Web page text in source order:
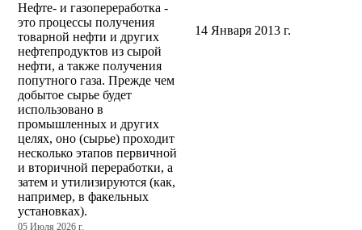
Нефте- и газопереработка -
это процессы получения
товарной нефти и других
нефтепродуктов из сырой
нефти, а также получения
попутного газа. Прежде чем
добытое сырье будет
использовано в
промышленных и других
целях, оно (сырье) проходит
несколько этапов первичной
и вторичной переработки, а
затем и утилизируются (как,
например, в факельных
установках).
05 Июля 2026 г.
14 Января 2013 г.